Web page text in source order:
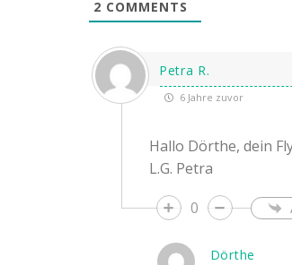
2 COMMENTS
Petra R.
6 Jahre zuvor
Hallo Dörthe, dein
L.G. Petra
0
Dörthe